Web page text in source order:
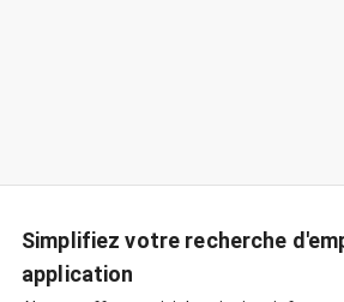
Simplifiez votre recherche
application